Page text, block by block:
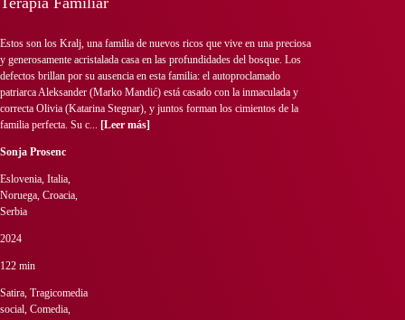
Estos son los Kralj, una familia de nuevos ricos que vive en una preciosa
y generosamente acristalada casa en las profundidades del bosque. Los
defectos brillan por su ausencia en esta familia: el autoproclamado
patriarca Aleksander (Marko Mandić) está casado con la inmaculada y
correcta Olivia (Katarina Stegnar), y juntos forman los cimientos de la
familia perfecta. Su c... [Leer más]
Sonja Prosenc
Eslovenia, Italia,
Noruega, Croacia,
Serbia
2024
122 min
Satira, Tragicomedia
social, Comedia,